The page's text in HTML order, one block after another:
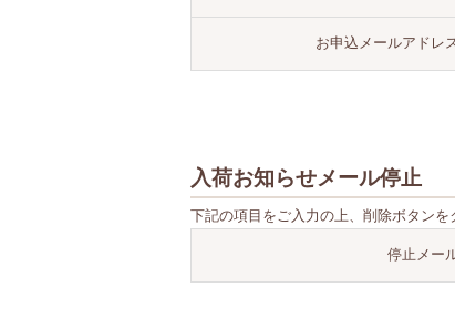
お申込メールアドレ
入荷お知らせメール停止
下記の項目をご入力の上、削除ボタン
停止メー